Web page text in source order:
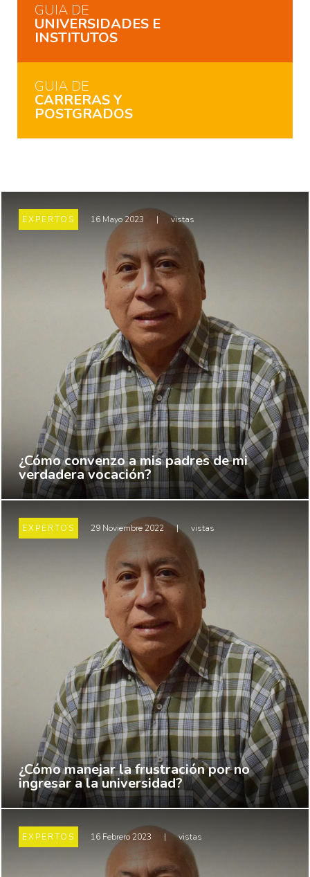
GUIA DE
UNIVERSIDADES E
INSTITUTOS
GUIA DE
CARRERAS Y
POSTGRADOS
EXPERTOS 16 Mayo 2023 | vistas
¿Cómo convenzo a mis padres de mi
verdadera vocación?
EXPERTOS 29 Noviembre 2022 | vistas
¿Cómo manejar la frustración por no
ingresar a la universidad?
EXPERTOS 16 Febrero 2023 | vistas